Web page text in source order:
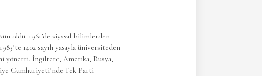
oldu. 1961’de siyasal bilimlerden
1402 sayılı yasayla üniversiteden
yönetti. İngiltere, Amerika, Rusya,
Cumhuriyeti’nde Tek Parti